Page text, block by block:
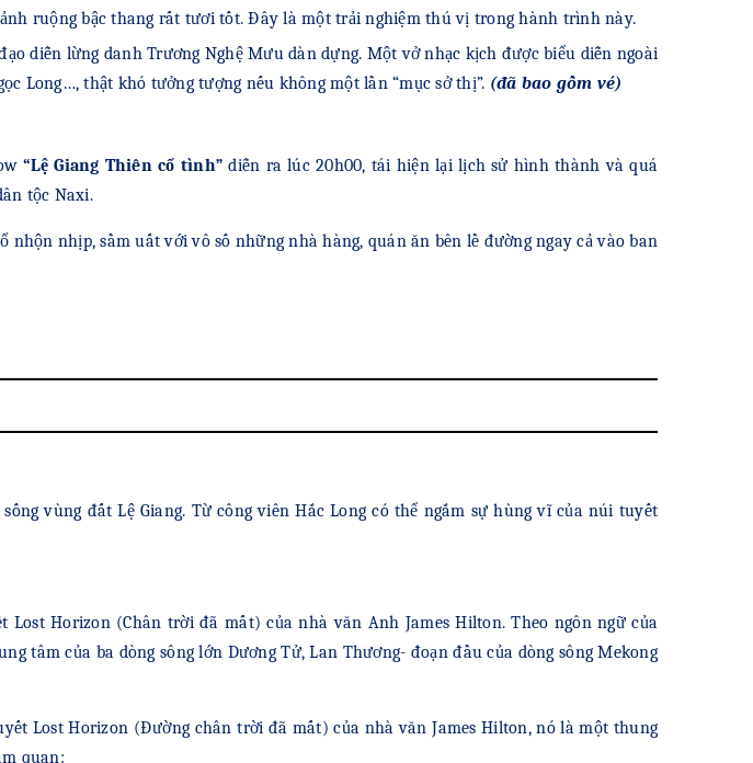
ruộng bậc thang rất tươi tốt. Đây là một trải nghiệm thú vị trong hành trình này.
diễn lừng danh Trương Nghệ Mưu dàn dựng. Một vở nhạc kịch được biểu diễn ngoài
Long…, thật khó tưởng tượng nếu không một lần “mục sở thị”. (đã bao gồm vé)
“Lệ Giang Thiên cổ tình” diễn ra lúc 20h00, tái hiện lại lịch sử hình thành và quá
tộc Naxi.
nhịp, sầm uất với vô số những nhà hàng, quán ăn bên lề đường ngay cả vào ban
vùng đất Lệ Giang. Từ công viên Hắc Long có thể ngắm sự hùng vĩ của núi tuyết
Lost Horizon (Chân trời đã mất) của nhà văn Anh James Hilton. Theo ngôn ngữ của
tâm của ba dòng sông lớn Dương Tử, Lan Thương- đoạn đầu của dòng sông Mekong
Lost Horizon (Đường chân trời đã mất) của nhà văn James Hilton, nó là một thung
quan: